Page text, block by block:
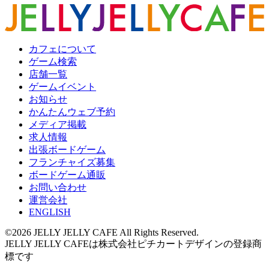
カフェについて
ゲーム検索
店舗一覧
ゲームイベント
お知らせ
かんたんウェブ予約
メディア掲載
求人情報
出張ボードゲーム
フランチャイズ募集
ボードゲーム通販
お問い合わせ
運営会社
ENGLISH
©2026 JELLY JELLY CAFE All Rights Reserved.
JELLY JELLY CAFEは株式会社ピチカートデザインの登録商
標です